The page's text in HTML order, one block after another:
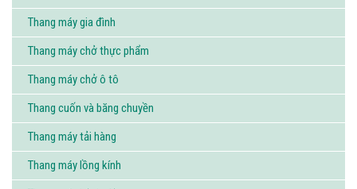
Thang máy gia đình
Thang máy chở thực phẩm
Thang máy chở ô tô
Thang cuốn và băng chuyền
Thang máy tải hàng
Thang máy lồng kính